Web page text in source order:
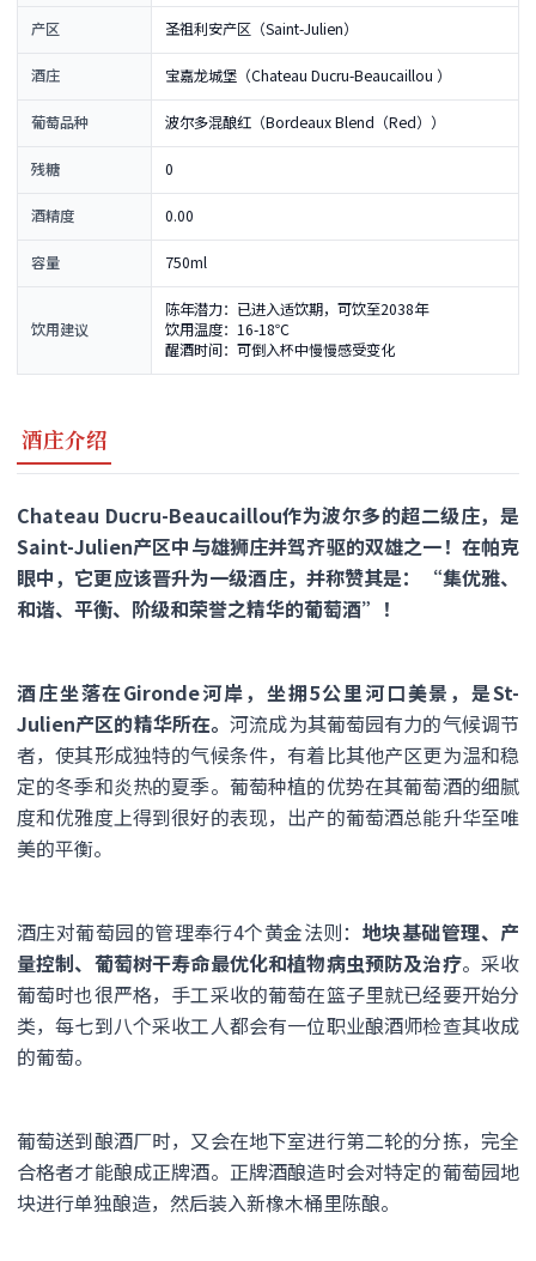
产区 圣祖利安产区（Saint-Julien）
酒庄 宝嘉龙城堡（Chateau Ducru-Beaucaillou ）
葡萄品种 波尔多混酿红（Bordeaux Blend（Red））
残糖 0
酒精度 0.00
容量 750ml
饮用建议
陈年潜力：已进入适饮期，可饮至2038年
饮用温度：16-18℃
醒酒时间：可倒入杯中慢慢感受变化
酒庄介绍
Chateau Ducru-Beaucaillou作为波尔多的超二级庄，是
Saint-Julien产区中与雄狮庄并驾齐驱的双雄之一！在帕克
眼中，它更应该晋升为一级酒庄，并称赞其是：“集优雅、
和谐、平衡、阶级和荣誉之精华的葡萄酒”！
酒庄坐落在Gironde河岸，坐拥5公里河口美景，是St-
Julien产区的精华所在。河流成为其葡萄园有力的气候调节
者，使其形成独特的气候条件，有着比其他产区更为温和稳
定的冬季和炎热的夏季。葡萄种植的优势在其葡萄酒的细腻
度和优雅度上得到很好的表现，出产的葡萄酒总能升华至唯
美的平衡。
酒庄对葡萄园的管理奉行4个黄金法则： 地块基础管理、产
量控制、葡萄树干寿命最优化和植物病虫预防及治疗。采收
葡萄时也很严格，手工采收的葡萄在篮子里就已经要开始分
类，每七到八个采收工人都会有一位职业酿酒师检查其收成
的葡萄。
葡萄送到酿酒厂时，又会在地下室进行第二轮的分拣，完全
合格者才能酿成正牌酒。正牌酒酿造时会对特定的葡萄园地
块进行单独酿造，然后装入新橡木桶里陈酿。